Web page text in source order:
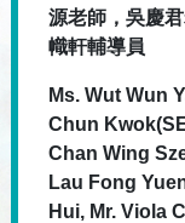
源老師，吳慶
幟軒輔導員
Ms. Wut Wun
Chun
Chan Wing
Lau Fong
Hui, Mr. Viola